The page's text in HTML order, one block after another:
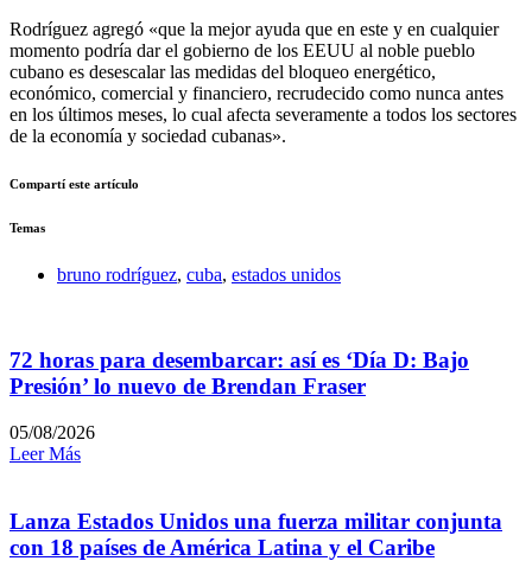
Rodríguez agregó «que la mejor ayuda que en este y en cualquier
momento podría dar el gobierno de los EEUU al noble pueblo
cubano es desescalar las medidas del bloqueo energético,
económico, comercial y financiero, recrudecido como nunca antes
en los últimos meses, lo cual afecta severamente a todos los sectores
de la economía y sociedad cubanas».
Compartí este artículo
Temas
bruno rodríguez, cuba, estados unidos
72 horas para desembarcar: así es ‘Día D: Bajo
Presión’ lo nuevo de Brendan Fraser
05/08/2026
Leer Más
Lanza Estados Unidos una fuerza militar conjunta
con 18 países de América Latina y el Caribe